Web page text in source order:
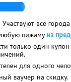
все
пижамуиз
только один купон
для одного
ваучер на скидку.